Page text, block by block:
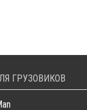
ГРУЗОВИКОВ